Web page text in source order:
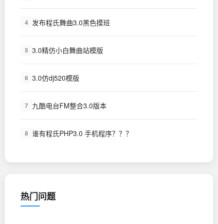
4 发布程氏舞曲3.0黑色摸班
5 3.0精仿小白舞曲站模版
6 3.0仿dj520模版
7 九酷电台FM整合3.0版本
8 谁有程氏PHP3.0 手机程序？？？
热门问题